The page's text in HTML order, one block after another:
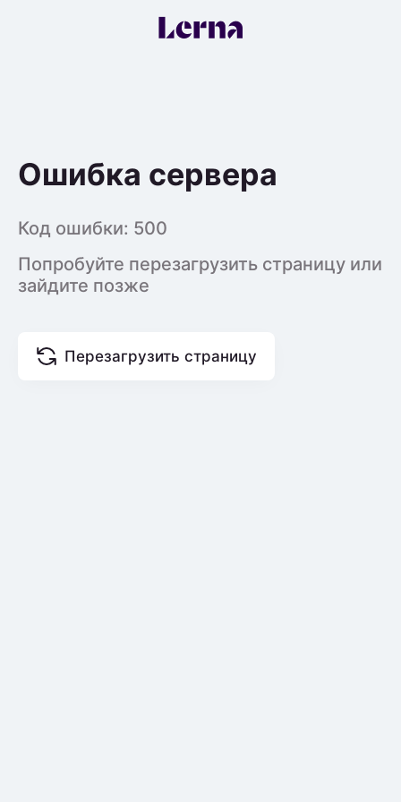
Ошибка сервера
Код ошибки: 500
Попробуйте перезагрузить страницу или
зайдите позже
Перезагрузить страницу